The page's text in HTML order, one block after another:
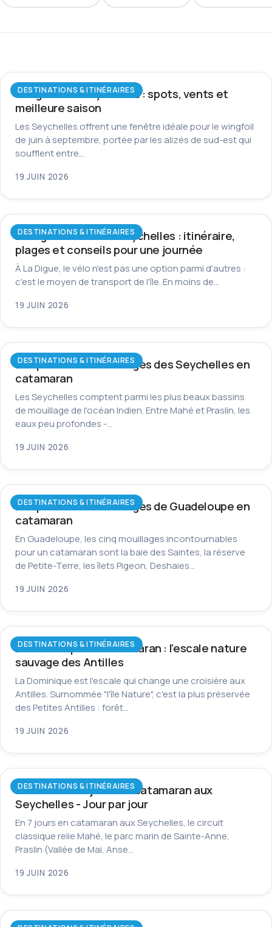
DESTINATIONS & ITINÉRAIRES
Wingfoil aux Seychelles : spots, vents et
meilleure saison
Les Seychelles offrent une fenêtre idéale pour le wingfoil
de juin à septembre, portée par les alizés de sud-est qui
soufflent entre…
19 JUIN 2026
DESTINATIONS & ITINÉRAIRES
La Digue à vélo aux Seychelles : itinéraire,
plages et conseils pour une journée
À La Digue, le vélo n'est pas une option parmi d'autres :
c'est le moyen de transport de l'île. En moins de…
19 JUIN 2026
DESTINATIONS & ITINÉRAIRES
Les plus beaux mouillages des Seychelles en
catamaran
Les Seychelles comptent parmi les plus beaux bassins
de mouillage de l'océan Indien. Entre Mahé et Praslin, les
eaux peu profondes -…
19 JUIN 2026
DESTINATIONS & ITINÉRAIRES
Les plus beaux mouillages de Guadeloupe en
catamaran
En Guadeloupe, les cinq mouillages incontournables
pour un catamaran sont la baie des Saintes, la réserve
de Petite-Terre, les îlets Pigeon, Deshaies…
19 JUIN 2026
DESTINATIONS & ITINÉRAIRES
La Dominique en catamaran : l’escale nature
sauvage des Antilles
La Dominique est l'escale qui change une croisière aux
Antilles. Surnommée "l'île Nature", c'est la plus préservée
des Petites Antilles : forêt…
19 JUIN 2026
DESTINATIONS & ITINÉRAIRES
Itinéraire de 7 jours en catamaran aux
Seychelles - Jour par jour
En 7 jours en catamaran aux Seychelles, le circuit
classique relie Mahé, le parc marin de Sainte-Anne,
Praslin (Vallée de Mai, Anse…
19 JUIN 2026